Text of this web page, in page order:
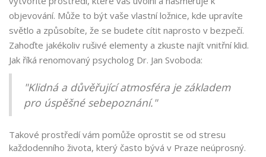
objevování. Může to být vaše vlastní ložnice, kde upravíte
světlo a způsobíte, že se budete cítit naprosto v bezpečí.
Zahoďte jakékoliv rušivé elementy a zkuste najít vnitřní klid.
Jak říká renomovaný psycholog Dr. Jan Svoboda:
"Klidná a důvěřující atmosféra je základem
pro úspěšné sebepoznání."
Takové prostředí vám pomůže oprostit se od stresu
každodenního života, který často bývá v Praze neúprosný.